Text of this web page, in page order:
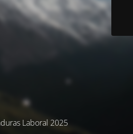
Laboral 2025